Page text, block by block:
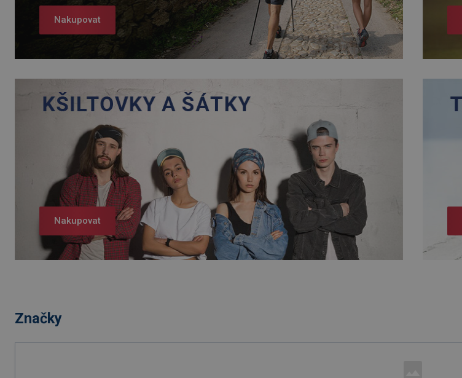
Nakupovat
Nakupovat
Značky